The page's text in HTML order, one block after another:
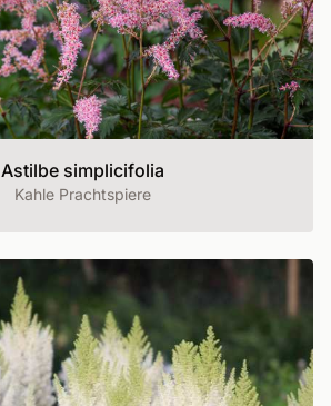
Astilbe simplicifolia
Kahle Prachtspiere